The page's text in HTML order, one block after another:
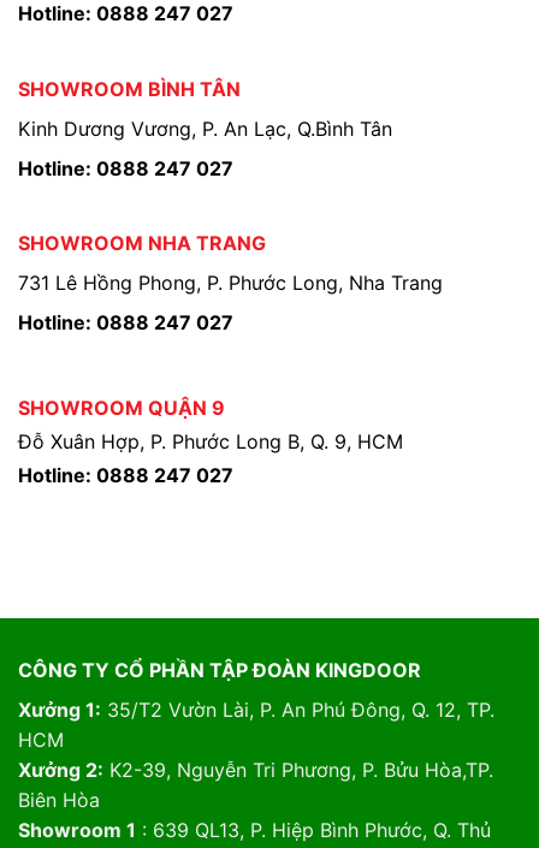
Hotline: 0888 247 027
SHOWROOM BÌNH TÂN
Kinh Dương Vương, P. An Lạc, Q.Bình Tân
Hotline: 0888 247 027
SHOWROOM NHA TRANG
731 Lê Hồng Phong, P. Phước Long, Nha Trang
Hotline: 0888 247 027
SHOWROOM QUẬN 9
Đỗ Xuân Hợp, P. Phước Long B, Q. 9, HCM
Hotline: 0888 247 027
CÔNG TY CỔ PHẦN TẬP ĐOÀN KINGDOOR
Xưởng 1: 35/T2 Vườn Lài, P. An Phú Đông, Q. 12, TP.
HCM
Xưởng 2: K2-39, Nguyễn Tri Phương, P. Bửu Hòa,TP.
Biên Hòa
Showroom 1 : 639 QL13, P. Hiệp Bình Phước, Q. Thủ